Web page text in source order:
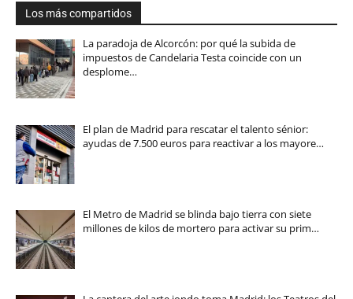
Los más compartidos
La paradoja de Alcorcón: por qué la subida de
impuestos de Candelaria Testa coincide con un
desplome…
El plan de Madrid para rescatar el talento sénior:
ayudas de 7.500 euros para reactivar a los mayore…
El Metro de Madrid se blinda bajo tierra con siete
millones de kilos de mortero para activar su prim…